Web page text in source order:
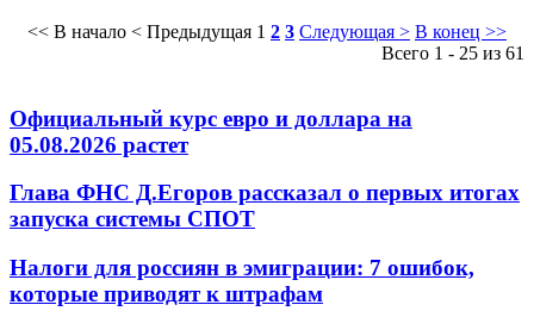
<< В начало < Предыдущая 1 2 3 Следующая > В конец >>
Всего 1 - 25 из 61
Официальный курс евро и доллара на
05.08.2026 растет
Глава ФНС Д.Егоров рассказал о первых итогах
запуска системы СПОТ
Налоги для россиян в эмиграции: 7 ошибок,
которые приводят к штрафам